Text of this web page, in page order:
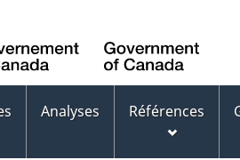
Analyses Références